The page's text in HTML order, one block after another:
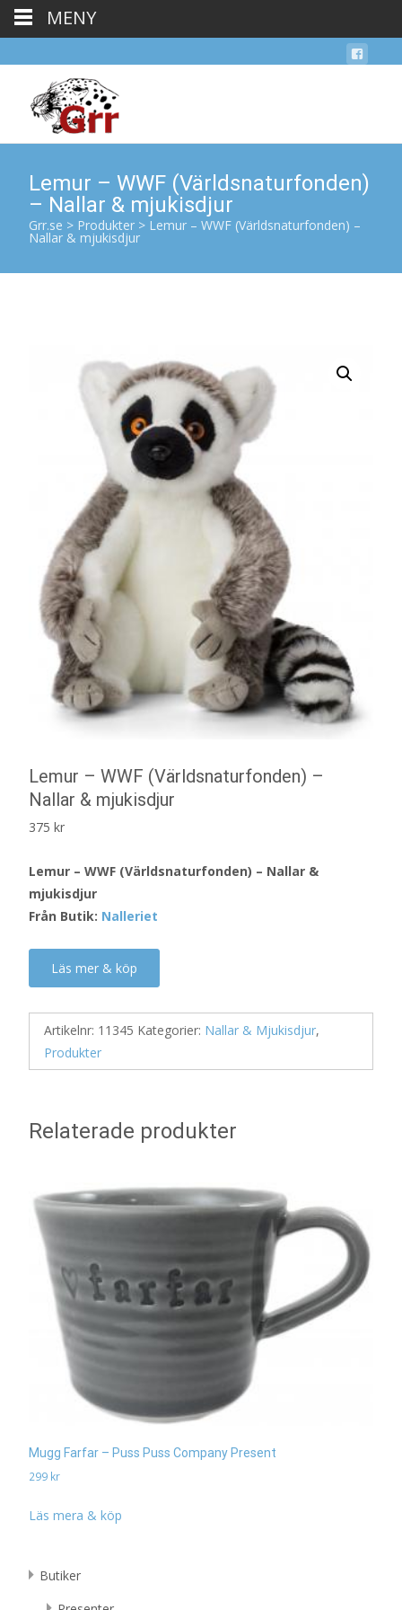
Lemur – WWF (Världsnaturfonden)
– Nallar & mjukisdjur
Grr.se > Produkter > Lemur – WWF (Världsnaturfonden) –
Nallar & mjukisdjur
Lemur – WWF (Världsnaturfonden) –
Nallar & mjukisdjur
375 kr
Lemur – WWF (Världsnaturfonden) – Nallar &
mjukisdjur
Från Butik: Nalleriet
Läs mer & köp
Artikelnr: 11345 Kategorier: Nallar & Mjukisdjur,
Produkter
Relaterade produkter
Mugg Farfar – Puss Puss Company Present
299 kr
Läs mera & köp
Butiker
MENY